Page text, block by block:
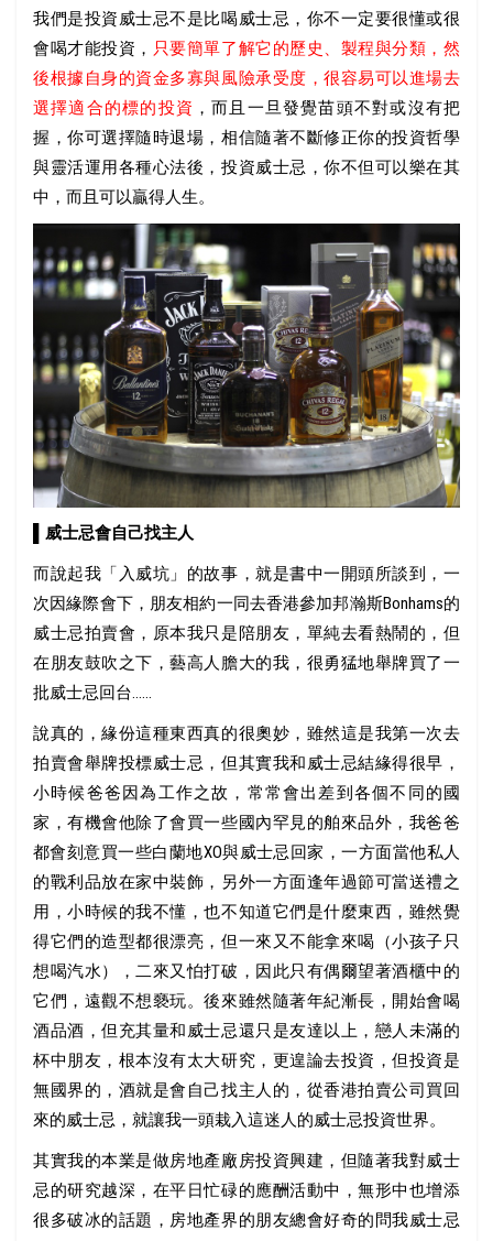
我們是投資威士忌不是比喝威士忌，你不一定要很懂或很
會喝才能投資， 只要簡單了解它的歷史、製程與分類，然
後根據自身的資金多寡與風險承受度，很容易可以進場去
選擇適合的標的投資 ，而且一旦發覺苗頭不對或沒有把
握，你可選擇隨時退場，相信隨著不斷修正你的投資哲學
與靈活運用各種心法後，投資威士忌，你不但可以樂在其
中，而且可以贏得人生。
▌威士忌會自己找主人
而說起我「入威坑」的故事，就是書中一開頭所談到，一
次因緣際會下，朋友相約一同去香港參加邦瀚斯Bonhams的
威士忌拍賣會，原本我只是陪朋友，單純去看熱鬧的，但
在朋友鼓吹之下，藝高人膽大的我，很勇猛地舉牌買了一
批威士忌回台......
說真的，緣份這種東西真的很奧妙，雖然這是我第一次去
拍賣會舉牌投標威士忌，但其實我和威士忌結緣得很早，
小時候爸爸因為工作之故，常常會出差到各個不同的國
家，有機會他除了會買一些國內罕見的舶來品外，我爸爸
都會刻意買一些白蘭地XO與威士忌回家，一方面當他私人
的戰利品放在家中裝飾，另外一方面逢年過節可當送禮之
用，小時候的我不懂，也不知道它們是什麼東西，雖然覺
得它們的造型都很漂亮，但一來又不能拿來喝（小孩子只
想喝汽水），二來又怕打破，因此只有偶爾望著酒櫃中的
它們，遠觀不想褻玩。後來雖然隨著年紀漸長，開始會喝
酒品酒，但充其量和威士忌還只是友達以上，戀人未滿的
杯中朋友，根本沒有太大研究，更遑論去投資，但投資是
無國界的，酒就是會自己找主人的，從香港拍賣公司買回
來的威士忌，就讓我一頭栽入這迷人的威士忌投資世界。
其實我的本業是做房地產廠房投資興建，但隨著我對威士
忌的研究越深，在平日忙碌的應酬活動中，無形中也增添
很多破冰的話題，房地產界的朋友總會好奇的問我威士忌